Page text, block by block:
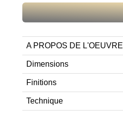
A PROPOS DE L'OEUVRE
Dimensions
Finitions
Technique